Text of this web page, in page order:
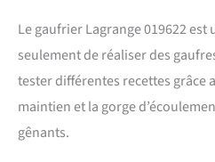
Le gaufrier Lagrange 019622
seulement de réaliser des
tester différentes recettes grâce
maintien et la gorge
gênants.